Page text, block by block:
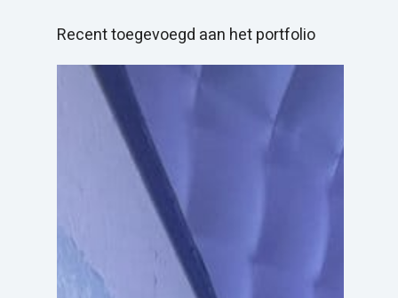
Recent toegevoegd aan het portfolio